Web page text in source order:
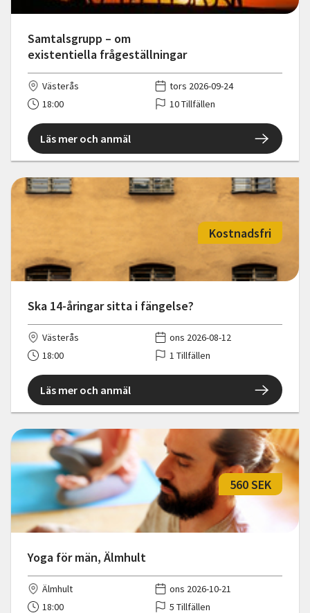
Samtalsgrupp – om
existentiella frågeställningar
Västerås
tors 2026-09-24
18:00
10 Tillfällen
Läs mer och anmäl
Ska 14-åringar sitta i fängelse?
Kostnadsfri
Västerås
ons 2026-08-12
18:00
1 Tillfällen
Läs mer och anmäl
Yoga för män, Älmhult
560 SEK
Älmhult
ons 2026-10-21
18:00
5 Tillfällen